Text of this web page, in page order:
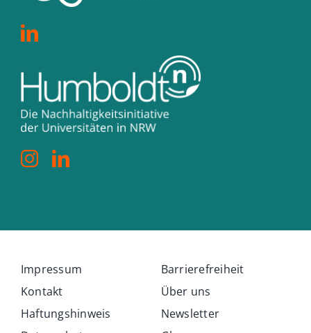
Impressum
Kontakt
Haftungshinweis
Barrierefreiheit
Über uns
Newsletter